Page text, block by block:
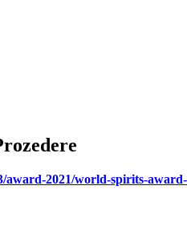
2021/world-spirits-award-